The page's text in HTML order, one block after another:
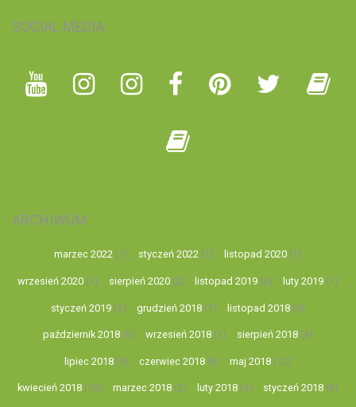
SOCIAL MEDIA:
ARCHIWUM
marzec 2022 (1) styczeń 2022 (1) listopad 2020(1)
wrzesień 2020(1) sierpień 2020(2) listopad 2019 (3) luty 2019 (1)
styczeń 2019 (5) grudzień 2018 (7) listopad 2018(9)
październik 2018 (6) wrzesień 2018 (1) sierpień 2018(4)
lipiec 2018(9) czerwiec 2018(6) maj 2018 (12)
kwiecień 2018 (10) marzec 2018 (2) luty 2018(4) styczeń 2018(6)